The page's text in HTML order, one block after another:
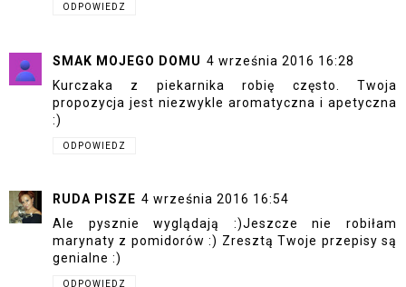
ODPOWIEDZ
SMAK MOJEGO DOMU 4 września 2016 16:28
Kurczaka z piekarnika robię często. Twoja
propozycja jest niezwykle aromatyczna i apetyczna
:)
ODPOWIEDZ
RUDA PISZE 4 września 2016 16:54
Ale pysznie wyglądają :)Jeszcze nie robiłam
marynaty z pomidorów :) Zresztą Twoje przepisy są
genialne :)
ODPOWIEDZ